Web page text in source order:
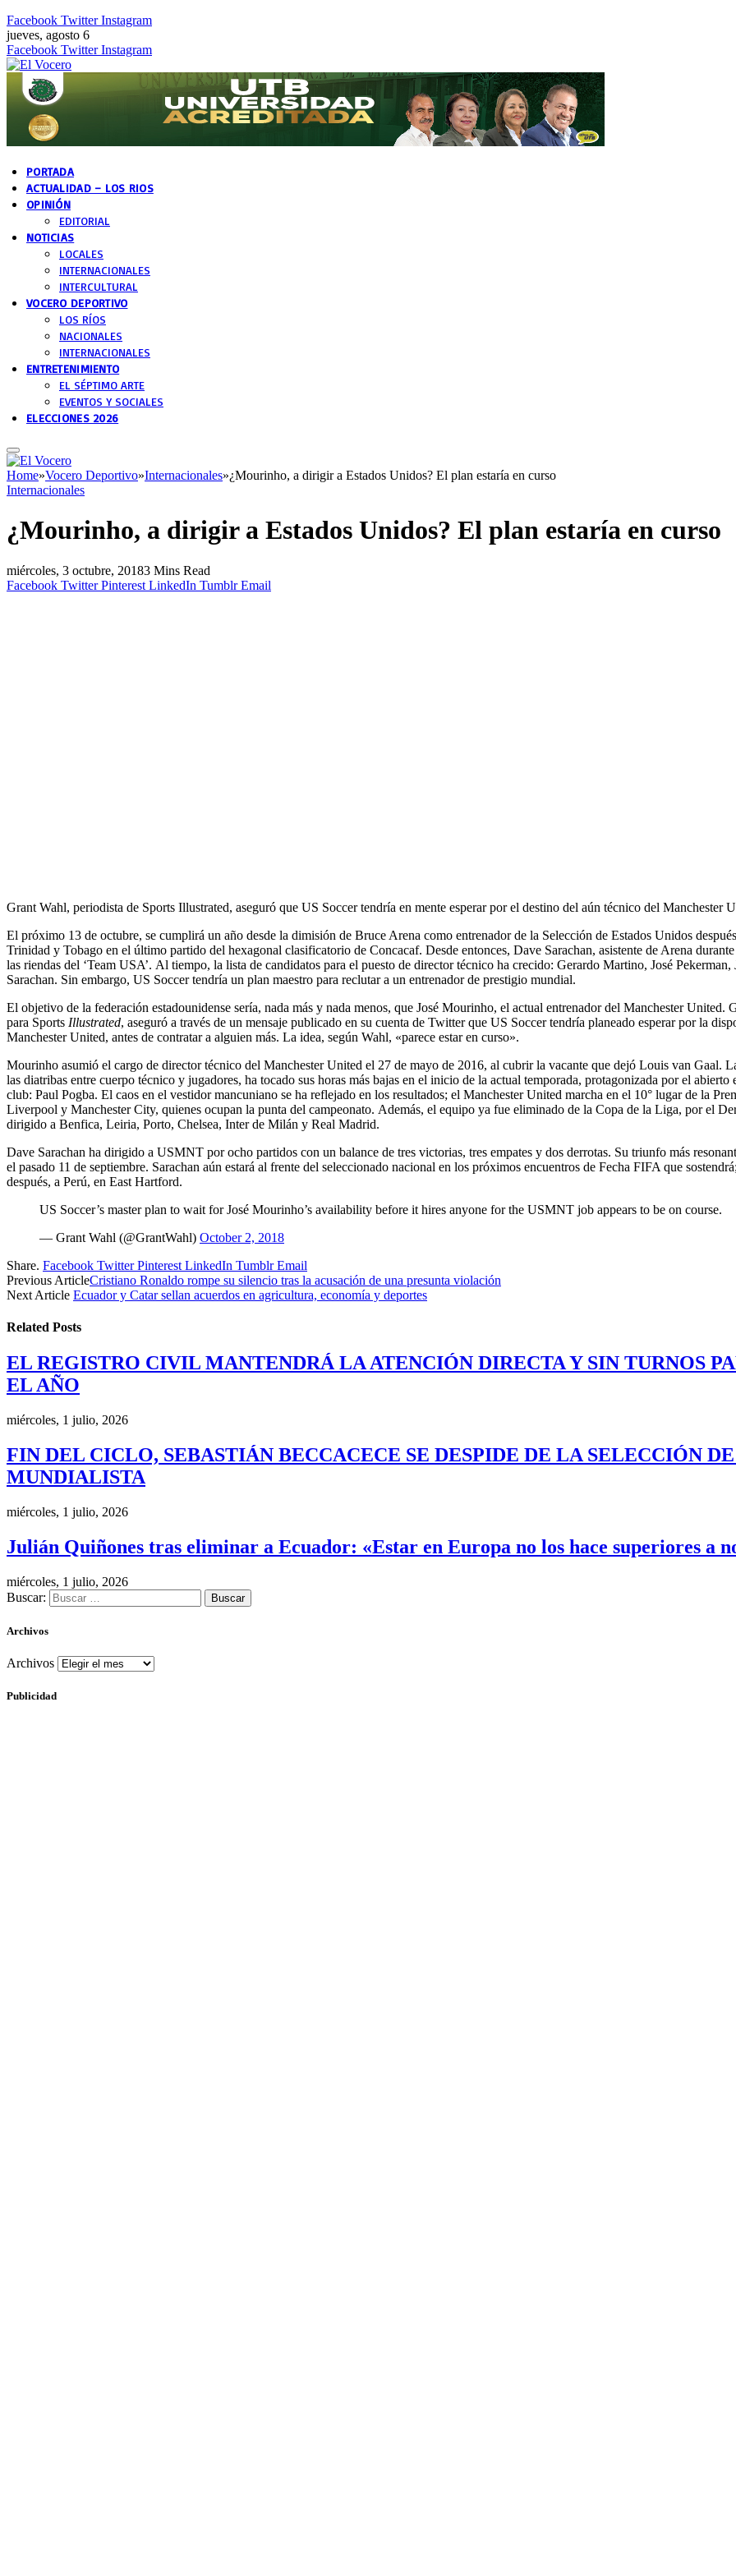
Facebook Twitter Instagram
jueves, agosto 6
Facebook Twitter Instagram
PORTADA
ACTUALIDAD – LOS RIOS
OPINIÓN
EDITORIAL
NOTICIAS
LOCALES
INTERNACIONALES
INTERCULTURAL
VOCERO DEPORTIVO
LOS RÍOS
NACIONALES
INTERNACIONALES
ENTRETENIMIENTO
EL SÉPTIMO ARTE
EVENTOS Y SOCIALES
ELECCIONES 2026
Home»Vocero Deportivo»Internacionales»¿Mourinho, a dirigir a Estados Unidos? El plan estaría en curso
Internacionales
¿Mourinho, a dirigir a Estados Unidos? El plan estaría en curso
miércoles, 3 octubre, 20183 Mins Read
Facebook Twitter Pinterest LinkedIn Tumblr Email
Grant Wahl, periodista de Sports Illustrated, aseguró que US Soccer tendría en mente esperar por el destino del aún técnico del Manchester
El próximo 13 de octubre, se cumplirá un año desde la dimisión de Bruce Arena como entrenador de la Selección de Estados Unidos
Trinidad y Tobago en el último partido del hexagonal clasificatorio de Concacaf. Desde entonces, Dave Sarachan, asistente de Arena
las riendas del ‘Team USA’. Al tiempo, la lista de candidatos para el puesto de director técnico ha crecido: Gerardo Martino, José
Sarachan. Sin embargo, US Soccer tendría un plan maestro para reclutar a un entrenador de prestigio mundial.
El objetivo de la federación estadounidense sería, nada más y nada menos, que José Mourinho, el actual entrenador del Manchester
para Sports Illustrated, aseguró a través de un mensaje publicado en su cuenta de Twitter que US Soccer tendría planeado esperar por la
Manchester United, antes de contratar a alguien más. La idea, según Wahl, «parece estar en curso».
Mourinho asumió el cargo de director técnico del Manchester United el 27 de mayo de 2016, al cubrir la vacante que dejó Louis van Gaal.
las diatribas entre cuerpo técnico y jugadores, ha tocado sus horas más bajas en el inicio de la actual temporada, protagonizada por el
club: Paul Pogba. El caos en el vestidor mancuniano se ha reflejado en los resultados; el Manchester United marcha en el 10° lugar de la
Liverpool y Manchester City, quienes ocupan la punta del campeonato. Además, el equipo ya fue eliminado de la Copa de la Liga, por el
dirigido a Benfica, Leiria, Porto, Chelsea, Inter de Milán y Real Madrid.
Dave Sarachan ha dirigido a USMNT por ocho partidos con un balance de tres victorias, tres empates y dos derrotas. Su triunfo más
el pasado 11 de septiembre. Sarachan aún estará al frente del seleccionado nacional en los próximos encuentros de Fecha FIFA que
después, a Perú, en East Hartford.
US Soccer’s master plan to wait for José Mourinho’s availability before it hires anyone for the USMNT job appears to be on course.
— Grant Wahl (@GrantWahl) October 2, 2018
Share. Facebook Twitter Pinterest LinkedIn Tumblr Email
Previous ArticleCristiano Ronaldo rompe su silencio tras la acusación de una presunta violación
Next Article Ecuador y Catar sellan acuerdos en agricultura, economía y deportes
Related Posts
EL REGISTRO CIVIL MANTENDRÁ LA ATENCIÓN DIRECTA Y SIN TURNOS
EL AÑO
miércoles, 1 julio, 2026
FIN DEL CICLO, SEBASTIÁN BECCACECE SE DESPIDE DE LA SELECCIÓN
MUNDIALISTA
miércoles, 1 julio, 2026
Julián Quiñones tras eliminar a Ecuador: «Estar en Europa no los hace superiores a
miércoles, 1 julio, 2026
Buscar:
Archivos
Archivos
Publicidad